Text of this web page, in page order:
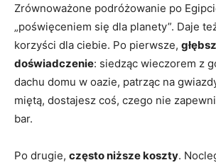
Zrównoważone podróżowanie po
„poświęceniem się dla planety”. Daje
korzyści dla ciebie. Po pierwsze,
doświadczenie: siedząc wieczorem z
dachu domu w oazie, patrząc na
miętą, dostajesz coś, czego nie
bar.
Po drugie, często niższe koszty.